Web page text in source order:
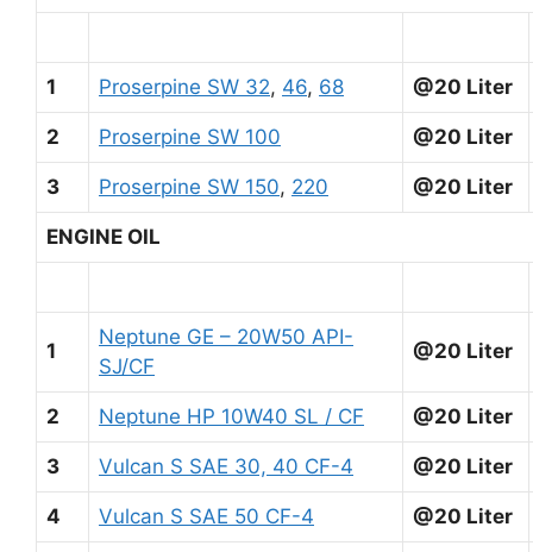
1 Proserpine SW 32, 46, 68 @20 Liter
2 Proserpine SW 100 @20 Liter
3 Proserpine SW 150, 220 @20 Liter
ENGINE OIL
1
Neptune GE – 20W50 API-
SJ/CF
@20 Liter
2 Neptune HP 10W40 SL / CF @20 Liter
3 Vulcan S SAE 30, 40 CF-4 @20 Liter
4 Vulcan S SAE 50 CF-4 @20 Liter